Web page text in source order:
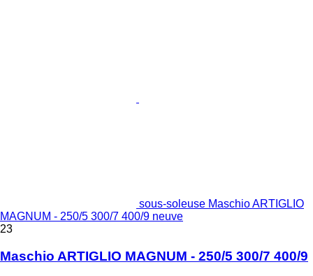
sous-soleuse Maschio ARTIGLIO
MAGNUM - 250/5 300/7 400/9 neuve
23
Maschio ARTIGLIO MAGNUM - 250/5 300/7 400/9